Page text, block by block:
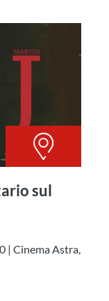
sul
| Cinema Astra,